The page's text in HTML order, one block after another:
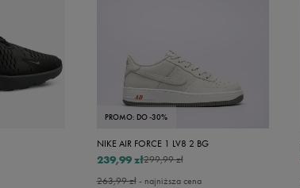
PROMO: DO -30%
NIKE AIR FORCE 1 LV8 2 BG
299,99 zł
239,99 zł
263,99 zł- najniższa cena